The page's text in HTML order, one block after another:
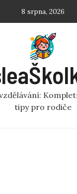
8 srpna, 2026
tipy pro rodiče